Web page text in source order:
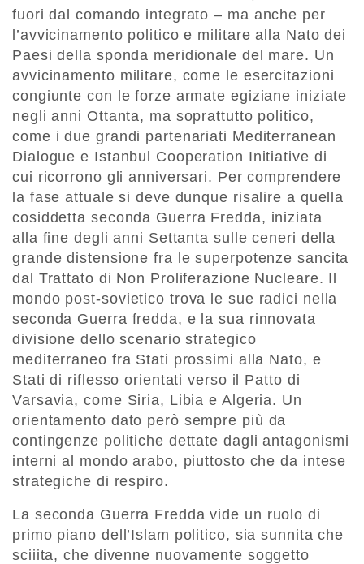
fuori dal comando integrato – ma anche per
l’avvicinamento politico e militare alla Nato dei
Paesi della sponda meridionale del mare. Un
avvicinamento militare, come le esercitazioni
congiunte con le forze armate egiziane iniziate
negli anni Ottanta, ma soprattutto politico,
come i due grandi partenariati Mediterranean
Dialogue e Istanbul Cooperation Initiative di
cui ricorrono gli anniversari. Per comprendere
la fase attuale si deve dunque risalire a quella
cosiddetta seconda Guerra Fredda, iniziata
alla fine degli anni Settanta sulle ceneri della
grande distensione fra le superpotenze sancita
dal Trattato di Non Proliferazione Nucleare. Il
mondo post-sovietico trova le sue radici nella
seconda Guerra fredda, e la sua rinnovata
divisione dello scenario strategico
mediterraneo fra Stati prossimi alla Nato, e
Stati di riflesso orientati verso il Patto di
Varsavia, come Siria, Libia e Algeria. Un
orientamento dato però sempre più da
contingenze politiche dettate dagli antagonismi
interni al mondo arabo, piuttosto che da intese
strategiche di respiro.
La seconda Guerra Fredda vide un ruolo di
primo piano dell’Islam politico, sia sunnita che
sciiita, che divenne nuovamente soggetto